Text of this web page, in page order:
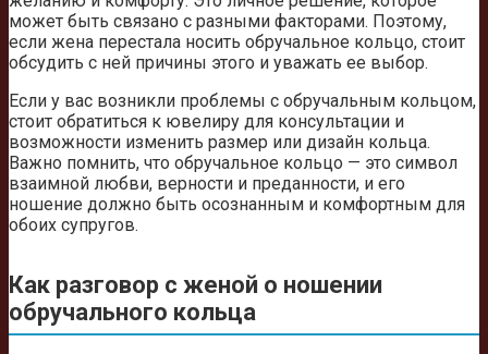
может быть связано с разными факторами. Поэтому,
если жена перестала носить обручальное кольцо, стоит
обсудить с ней причины этого и уважать ее выбор.
Если у вас возникли проблемы с обручальным кольцом,
стоит обратиться к ювелиру для консультации и
возможности изменить размер или дизайн кольца.
Важно помнить, что обручальное кольцо — это символ
взаимной любви, верности и преданности, и его
ношение должно быть осознанным и комфортным для
обоих супругов.
Как разговор с женой о ношении
обручального кольца